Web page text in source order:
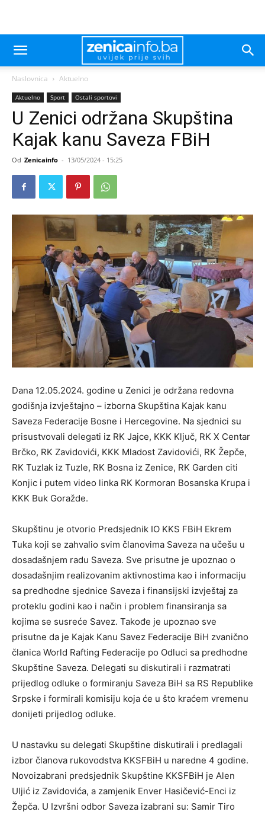
Naslovnica Aktuelno
Aktuelno Sport Ostali sportovi
U Zenici održana Skupština
Kajak kanu Saveza FBiH
Od Zenicainfo - 13/05/2024 - 15:25
Dana 12.05.2024. godine u Zenici je održana redovna
godišnja izvještajno – izborna Skupština Kajak kanu
Saveza Federacije Bosne i Hercegovine. Na sjednici su
prisustvovali delegati iz RK Jajce, KKK Ključ, RK X Centar
Brčko, RK Zavidovići, KKK Mladost Zavidovići, RK Žepče,
RK Tuzlak iz Tuzle, RK Bosna iz Zenice, RK Garden citi
Konjic i putem video linka RK Kormoran Bosanska Krupa i
KKK Buk Goražde.
Skupštinu je otvorio Predsjednik IO KKS FBiH Ekrem
Tuka koji se zahvalio svim članovima Saveza na učešu u
dosadašnjem radu Saveza. Sve prisutne je upoznao o
dosadašnjim realizovanim aktivnostima kao i informaciju
sa predhodne sjednice Saveza i finansijski izvještaj za
proteklu godini kao i način i problem finansiranja sa
kojima se susreće Savez. Takođe je upoznao sve
prisutne da je Kajak Kanu Savez Federacije BiH zvanično
članica World Rafting Federacije po Odluci sa predhodne
Skupštine Saveza. Delegati su diskutirali i razmatrati
prijedlog odluke o formiranju Saveza BiH sa RS Republike
Srpske i formirali komisiju koja će u što kraćem vremenu
donijeti prijedlog odluke.
U nastavku su delegati Skupštine diskutirali i predlagali
izbor članova rukovodstva KKSFBiH u naredne 4 godine.
Novoizabrani predsjednik Skupštine KKSFBiH je Alen
Uljić iz Zavidovića, a zamjenik Enver Hasičević-Enci iz
Žepča. U Izvršni odbor Saveza izabrani su: Samir Tiro